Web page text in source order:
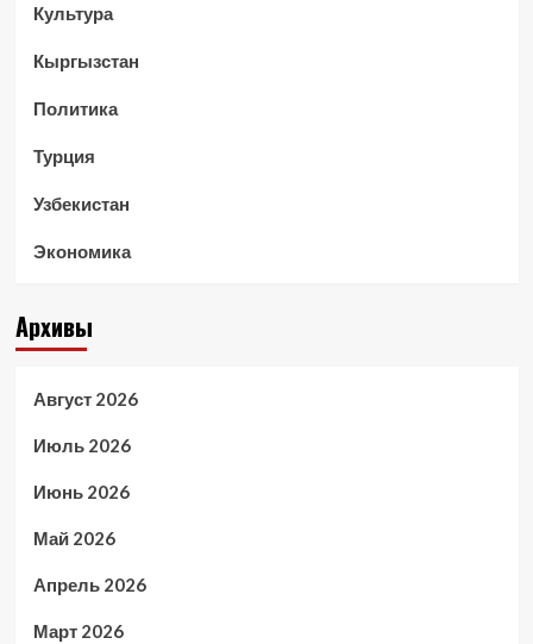
Культура
Кыргызстан
Политика
Турция
Узбекистан
Экономика
Архивы
Август 2026
Июль 2026
Июнь 2026
Май 2026
Апрель 2026
Март 2026